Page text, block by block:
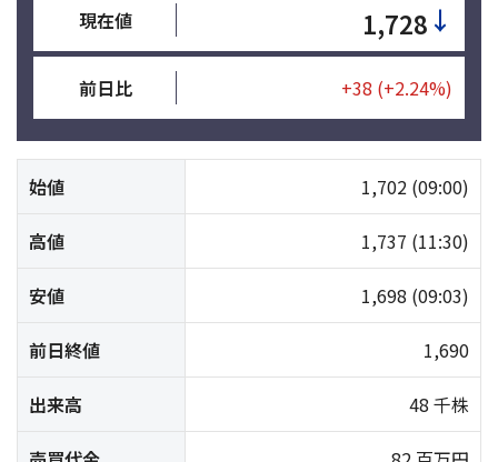
現在値 1,728 ↓
前日比 +38 (+2.24%)
始値 1,702 (09:00)
高値 1,737 (11:30)
安値 1,698 (09:03)
前日終値 1,690
出来高 48 千株